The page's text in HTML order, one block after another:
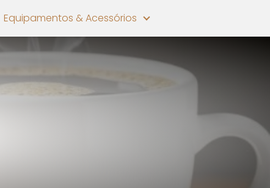
Equipamentos & Acessórios